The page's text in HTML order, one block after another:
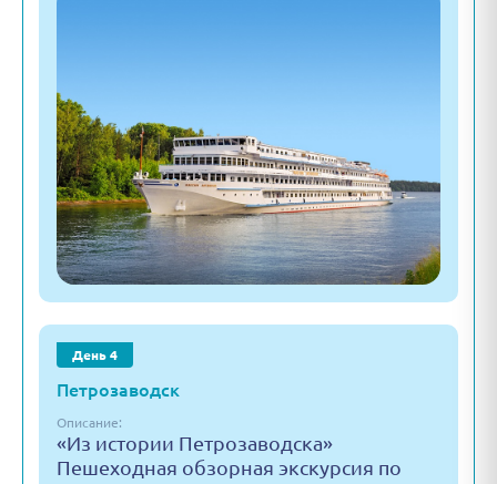
День 4
Петрозаводск
Описание:
«Из истории Петрозаводска»
Пешеходная обзорная экскурсия по